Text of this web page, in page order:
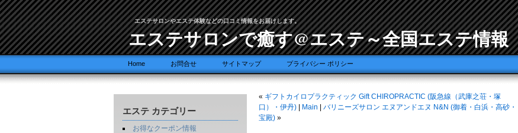
エステサロンやエステ体験などの口コミ情報をお届けします。
エステサロンで癒す@エステ～全国エステ情報
Home お問合せ サイトマップ プライバシー ポリシー
エステ カテゴリー
お得なクーポン情報
« ギフトカイロプラクティック Gift CHIROPRACTIC (阪急線（武庫之荘・塚
口）・伊丹)
Main
バリニーズサロン エヌアンドエヌ N&N (御着・白浜・高砂・
宝殿) »